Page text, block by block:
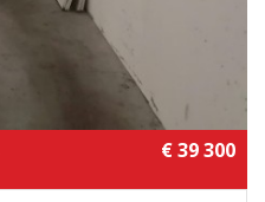
€ 39 300